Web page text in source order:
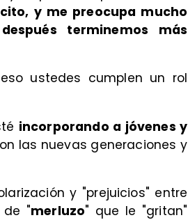
y me preocupa mucho
terminemos más
ustedes cumplen un rol
incorporando a jóvenes y
las nuevas generaciones y
y "prejuicios" entre
de "merluzo" que le "gritan"